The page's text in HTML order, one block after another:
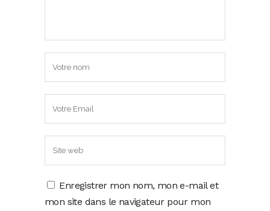
Enregistrer mon nom, mon e-mail et
mon site dans le navigateur pour mon